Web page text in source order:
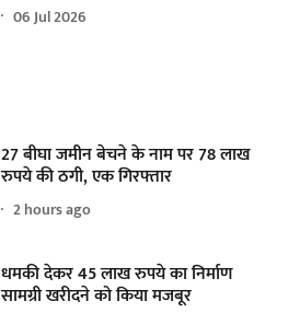
06 Jul 2026
27 बीघा जमीन बेचने के नाम पर 78 लाख
रुपये की ठगी, एक गिरफ्तार
2 hours ago
धमकी देकर 45 लाख रुपये का निर्माण
सामग्री खरीदने को किया मजबूर